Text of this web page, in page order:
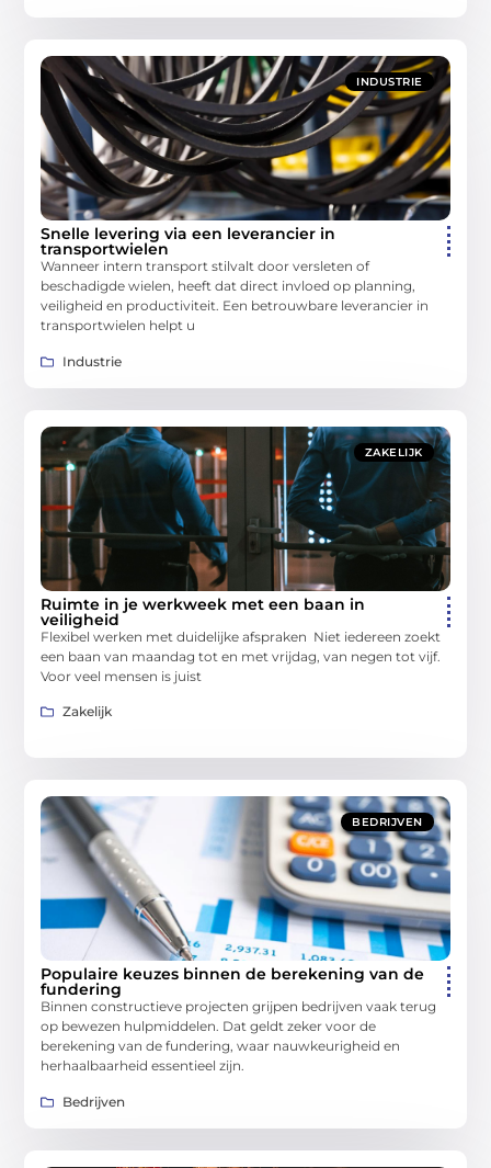
INDUSTRIE
Snelle levering via een leverancier in
transportwielen
Wanneer intern transport stilvalt door versleten of
beschadigde wielen, heeft dat direct invloed op planning,
veiligheid en productiviteit. Een betrouwbare leverancier in
transportwielen helpt u
Industrie
ZAKELIJK
Ruimte in je werkweek met een baan in
veiligheid
Flexibel werken met duidelijke afspraken Niet iedereen zoekt
een baan van maandag tot en met vrijdag, van negen tot vijf.
Voor veel mensen is juist
Zakelijk
BEDRIJVEN
Populaire keuzes binnen de berekening van de
fundering
Binnen constructieve projecten grijpen bedrijven vaak terug
op bewezen hulpmiddelen. Dat geldt zeker voor de
berekening van de fundering, waar nauwkeurigheid en
herhaalbaarheid essentieel zijn.
Bedrijven